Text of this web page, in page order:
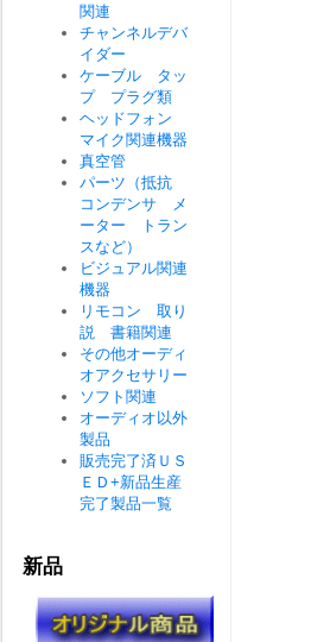
関連
チャンネルデバ
イダー
ケーブル タッ
プ プラグ類
ヘッドフォン
マイク関連機器
真空管
パーツ（抵抗
コンデンサ メ
ーター トラン
スなど）
ビジュアル関連
機器
リモコン 取り
説 書籍関連
その他オーディ
オアクセサリー
ソフト関連
オーディオ以外
製品
販売完了済ＵＳ
ＥＤ+新品生産
完了製品一覧
新品